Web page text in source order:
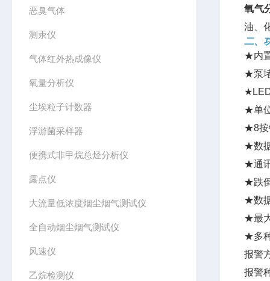
恶臭气体
测汞仪
气体红外热成像仪
氧量分析仪
尘埃粒子计数器
浮游菌采样器
便携式非甲烷总烃分析仪
露点仪
大流量低浓度烟尘烟气测试仪
全自动烟尘烟气测试仪
风速仪
乙烷检测仪
氧气
油、
二、
★内
★泵
★单
★8按
★数
★通
★跌
★数
★最
★多
报警
报警